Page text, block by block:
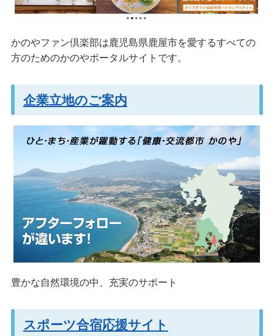
かのやファン倶楽部は鹿児島県鹿屋市を愛するすべての
方のためのかのやポータルサイトです。
企業立地のご案内
豊かな自然環境の中、充実のサポート
スポーツ合宿応援サイト